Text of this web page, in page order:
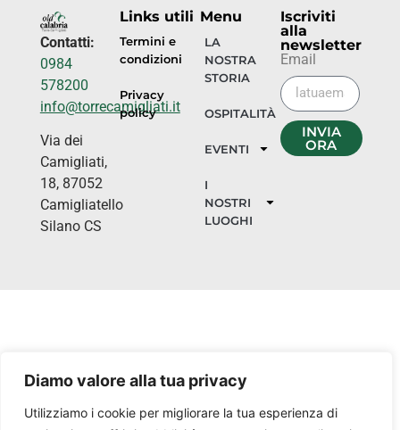
Diamo valore alla tua privacy
Utilizziamo i cookie per migliorare la tua esperienza di
Contatti:
0984
578200
info@torrecamigliati.it
Via dei
Camigliati,
18, 87052
Camigliatello
Silano CS
Links utili
Termini e
condizioni
Privacy
policy
Menu
LA
NOSTRA
STORIA
OSPITALITÀ
EVENTI
I
NOSTRI
LUOGHI
Iscriviti
alla
newsletter
Email
INVIA
ORA